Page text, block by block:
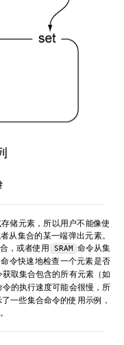
储元素，所以用户不能像使
从集合的某一端弹出元素。
，或者使用 SRAM 命令从集
命令快速地检查一个元素是否
获取集合包含的所有元素（如
令的执行速度可能会很慢，所
一些集合命令的使用示例，